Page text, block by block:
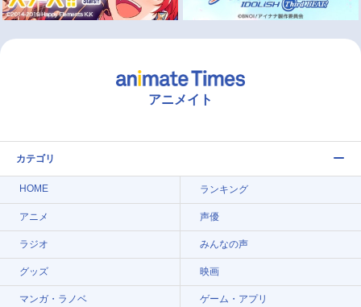
アニメイト
カテゴリ
HOME ランキング
アニメ 声優
ラジオ みんなの声
グッズ 映画
マンガ・ラノベ ゲーム・アプリ